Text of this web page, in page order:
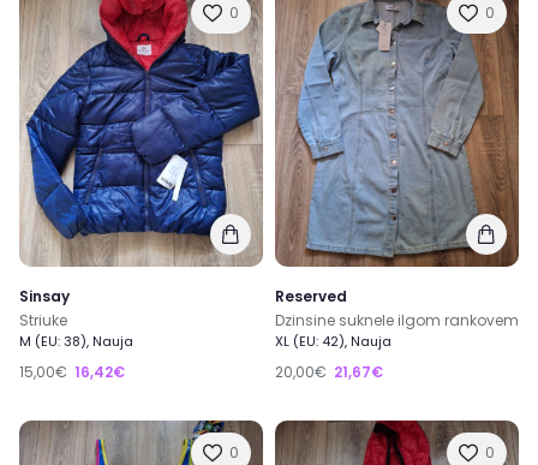
0
Sinsay
Striuke
M (EU: 38), Nauja
15,00€ 16,42€
0
Reserved
Dzinsine suknele ilgom rankovem
XL (EU: 42), Nauja
20,00€ 21,67€
0 0